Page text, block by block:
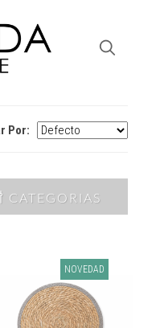
Por:
CATEGORIAS
NOVEDAD